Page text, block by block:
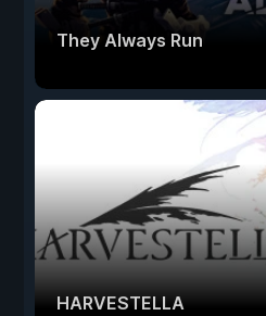
They Always Run
HARVESTELLA